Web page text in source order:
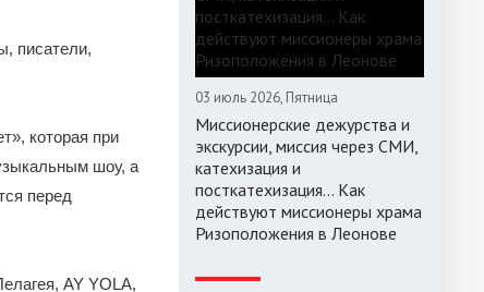
писатели,
которая при
шоу, а
перед
AY YOLA,
03 июль 2026, Пятница
Миссионерские дежурства и
экскурсии, миссия через СМИ,
катехизация и
посткатехизация… Как
действуют миссионеры храма
Ризоположения в Леонове